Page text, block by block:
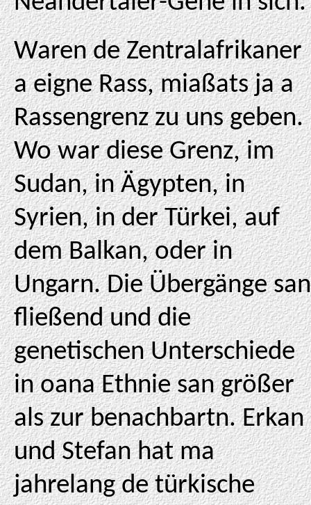
Waren de Zentralafrikaner
a eigne Rass, miaßats ja a
Rassengrenz zu uns geben.
Wo war diese Grenz, im
Sudan, in Ägypten, in
Syrien, in der Türkei, auf
dem Balkan, oder in
Ungarn. Die Übergänge san
fließend und die
genetischen Unterschiede
in oana Ethnie san größer
als zur benachbartn. Erkan
und Stefan hat ma
jahrelang de türkische